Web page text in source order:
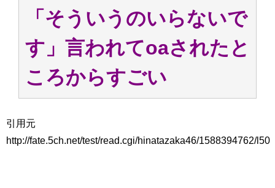
ふぇどみ！ / 【悲報】呪術廻戦、視聴率5.1%
ふぇどみ！ / 【画像】スポ－ツキャスターお姉さん・ハメまくりだったｗｗ
ｗｗｗｗｗｗｗｗｗｗ
ふぇどみ！ / 【悲報】母「裕福な過程が高学歴になるとか大嘘。教育に金を
Powered by livedoor 相互RSS
「そういうのいらないで
す」言われてoaされたと
ころからすごい
引用元
http://fate.5ch.net/test/read.cgi/hinatazaka46/1588394762/l50